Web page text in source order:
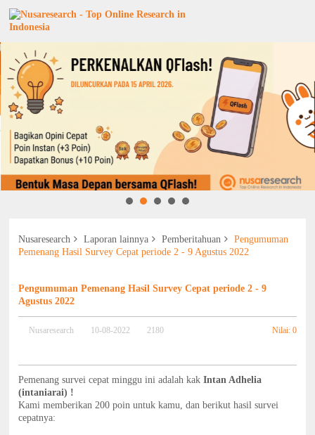
Nusaresearch Laporan lainnya Pemberitahuan
Pengumuman
Pemenang Hasil Survey Cepat periode 2 - 9 Agustus 2022
Pengumuman Pemenang Hasil Survey Cepat periode 2 - 9
Agustus 2022
Nusaresearch 10-08-2022 2180 Nilai: 0
Pemenang survei cepat minggu ini adalah kakIntan Adhelia
(intaniarai) !
Kami memberikan 200 poin untuk kamu, dan berikut hasil survei
cepatnya: